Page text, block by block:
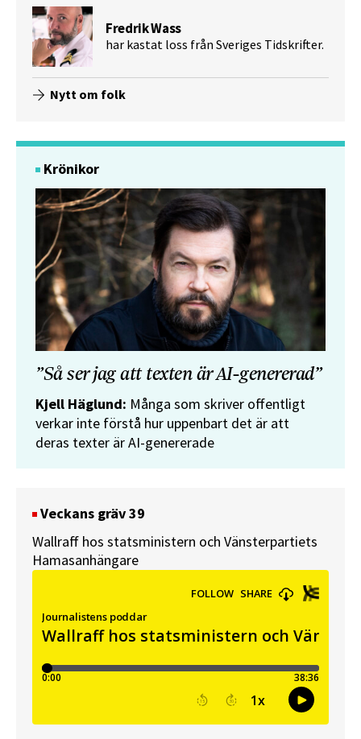
Fredrik Wass
har kastat loss från Sveriges Tidskrifter.
Nytt om folk
Krönikor
”Så ser jag att texten är AI-genererad”
Kjell Häglund: Många som skriver offentligt
verkar inte förstå hur uppenbart det är att
deras texter är AI-genererade
Veckans gräv 39
Wallraff hos statsministern och Vänsterpartiets
Hamasanhängare